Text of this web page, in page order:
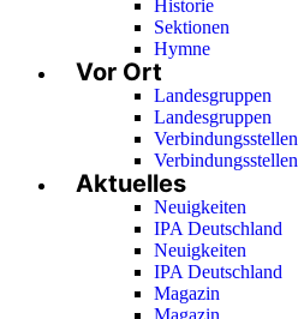
Historie
Sektionen
Hymne
Vor Ort
Landesgruppen
Landesgruppen
Verbindungsstellen
Verbindungsstellen
Aktuelles
Neuigkeiten
IPA Deutschland
Neuigkeiten
IPA Deutschland
Magazin
Magazin